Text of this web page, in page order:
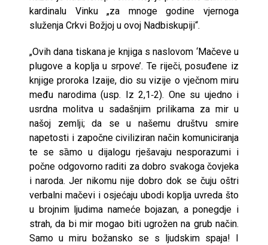
kardinalu Vinku „za mnoge godine vjernoga
služenja Crkvi Božjoj u ovoj Nadbiskupiji“.
„Ovih dana tiskana je knjiga s naslovom ‘Mačeve u
plugove a koplja u srpove’. Te riječi, posuđene iz
knjige proroka Izaije, dio su vizije o vječnom miru
među narodima (usp. Iz 2,1‐2). One su ujedno i
usrdna molitva u sadašnjim prilikama za mir u
našoj zemlji; da se u našemu društvu smire
napetosti i započne civiliziran način komuniciranja
te se sȁmo u dijalogu rješavaju nesporazumi i
počne odgovorno raditi za dobro svakoga čovjeka
i naroda. Jer nikomu nije dobro dok se čuju oštri
verbalni mačevi i osjećaju ubodi koplja uvreda što
u brojnim ljudima nameće bojazan, a ponegdje i
strah, da bi mir mogao biti ugrožen na grub način.
Samo u miru božansko se s ljudskim spaja! I